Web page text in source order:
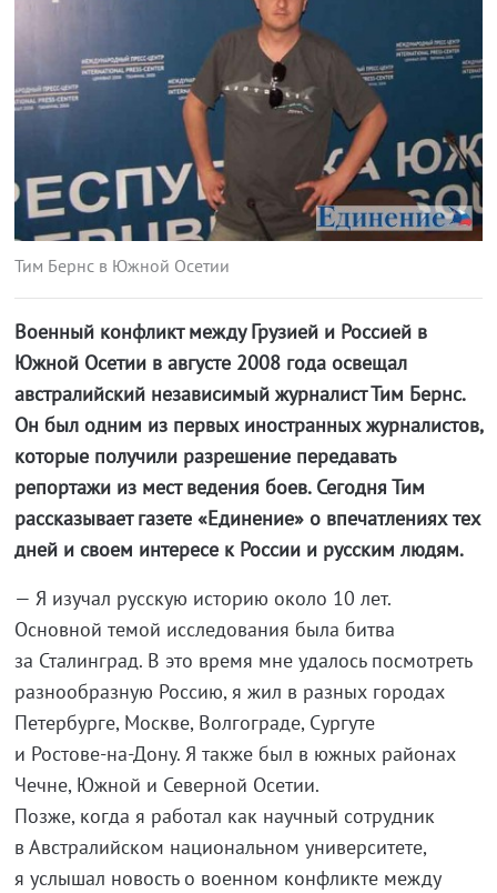
Тим Бернс в Южной Осетии
Военный конфликт между Грузией и Россией в
Южной Осетии в августе 2008 года освещал
австралийский независимый журналист Тим Бернс.
Он был одним из первых иностранных журналистов,
которые получили разрешение передавать
репортажи из мест ведения боев. Сегодня Тим
рассказывает газете «Единение» о впечатлениях тех
дней и своем интересе к России и русским людям.
— Я изучал русскую историю около 10 лет.
Основной темой исследования была битва
за Сталинград. В это время мне удалось посмотреть
разнообразную Россию, я жил в разных городах
Петербурге, Москве, Волгограде, Сургуте
и Ростове-на-Дону. Я также был в южных районах
Чечне, Южной и Северной Осетии.
Позже, когда я работал как научный сотрудник
в Австралийском национальном университете,
я услышал новость о военном конфликте между